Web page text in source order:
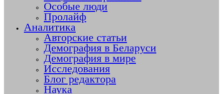
Особые люди
Пролайф
Аналитика
Авторские статьи
Демография в Беларуси
Демография в мире
Исследования
Блог редактора
Наука